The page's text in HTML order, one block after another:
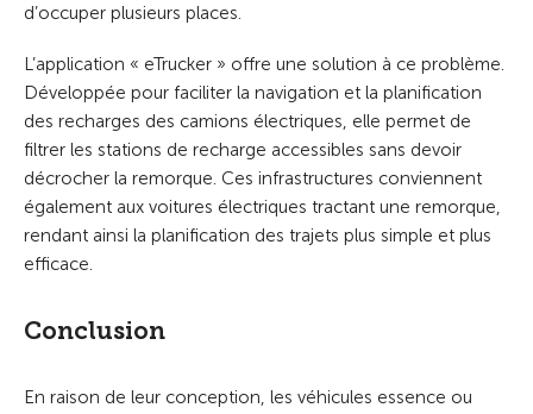
d’occuper plusieurs places.
L’application « eTrucker » offre une solution à ce problème.
Développée pour faciliter la navigation et la planification
des recharges des camions électriques, elle permet de
filtrer les stations de recharge accessibles sans devoir
décrocher la remorque. Ces infrastructures conviennent
également aux voitures électriques tractant une remorque,
rendant ainsi la planification des trajets plus simple et plus
efficace.
Conclusion
En raison de leur conception, les véhicules essence ou